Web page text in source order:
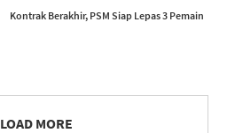
Kontrak Berakhir, PSM Siap Lepas 3 Pemain
LOAD MORE